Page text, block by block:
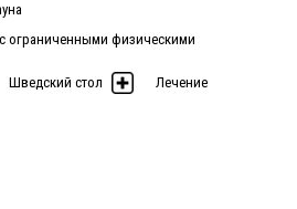
с ограниченными физическими
Шведский стол
Лечение